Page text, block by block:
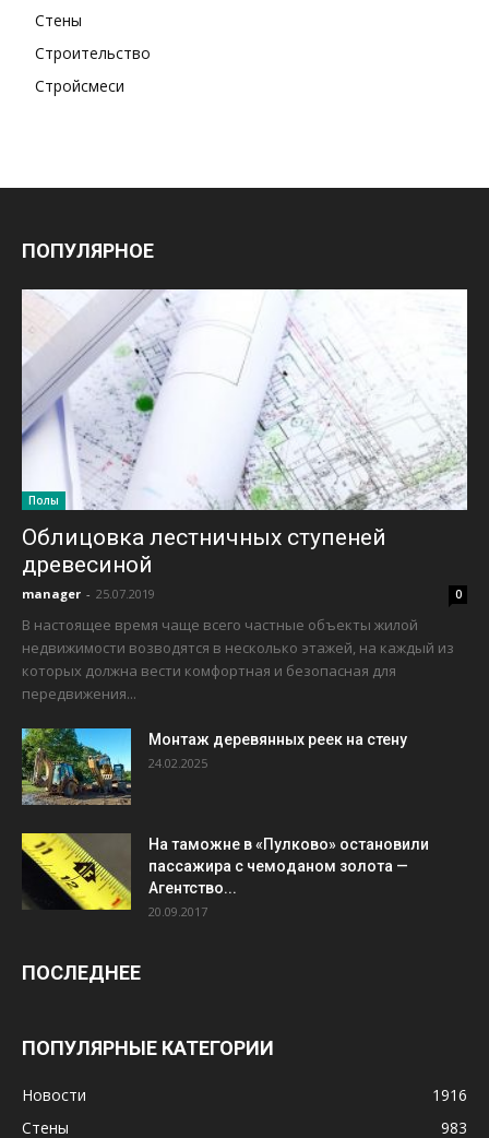
Стены
Строительство
Стройсмеси
ПОПУЛЯРНОЕ
Полы
Облицовка лестничных ступеней
древесиной
manager - 25.07.2019 0
В настоящее время чаще всего частные объекты жилой
недвижимости возводятся в несколько этажей, на каждый из
которых должна вести комфортная и безопасная для
передвижения...
Монтаж деревянных реек на стену
24.02.2025
На таможне в «Пулково» остановили
пассажира с чемоданом золота —
Агентство...
20.09.2017
ПОСЛЕДНЕЕ
ПОПУЛЯРНЫЕ КАТЕГОРИИ
Новости
1916
Стены
983